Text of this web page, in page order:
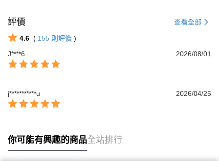
評價 查看全部
4.6 ( 155 則評價 )
J****6
2026/08/01
j***********u 2026/04/25
你可能有興趣的商品全站排行